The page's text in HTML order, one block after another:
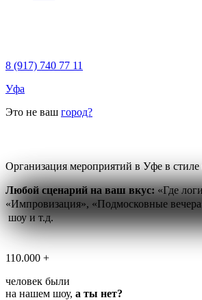
8 (917) 740 77 11
Уфа
Это не ваш город?
Организация мероприятий в Уфе в
Любой сценарий на ваш вкус:«Где
«Импровизация», «Подмосковные
шоу и т.д.
110.000 +
человек были
на нашем шоу, а ты нет?